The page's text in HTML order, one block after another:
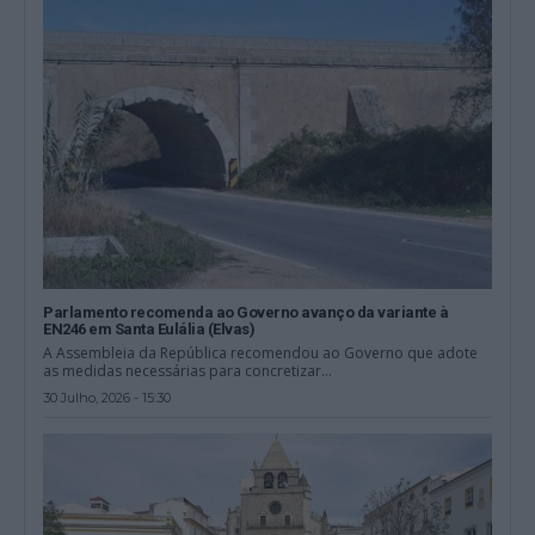
Parlamento recomenda ao Governo avanço da variante à
EN246 em Santa Eulália (Elvas)
A Assembleia da República recomendou ao Governo que adote
as medidas necessárias para concretizar...
30 Julho, 2026 - 15:30